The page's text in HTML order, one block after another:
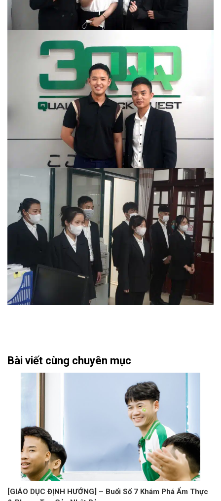
Bài viết cùng chuyên mục
[GIÁO DỤC ĐỊNH HƯỚNG] – Buổi Số 7 Khám Phá Ẩm Thực